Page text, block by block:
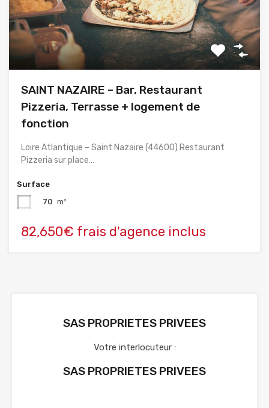
SAINT NAZAIRE – Bar, Restaurant
Pizzeria, Terrasse + logement de
fonction
Loire Atlantique – Saint Nazaire (44600) Restaurant
Pizzeria sur place…
Surface
70 m²
82,650€ frais d'agence inclus
SAS PROPRIETES PRIVEES
Votre interlocuteur :
SAS PROPRIETES PRIVEES